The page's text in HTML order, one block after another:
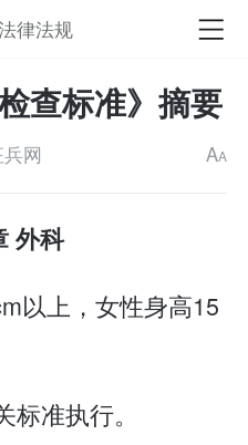
律法规
查标准》摘要
网 AA
外科
以上，女性身高15
准执行。